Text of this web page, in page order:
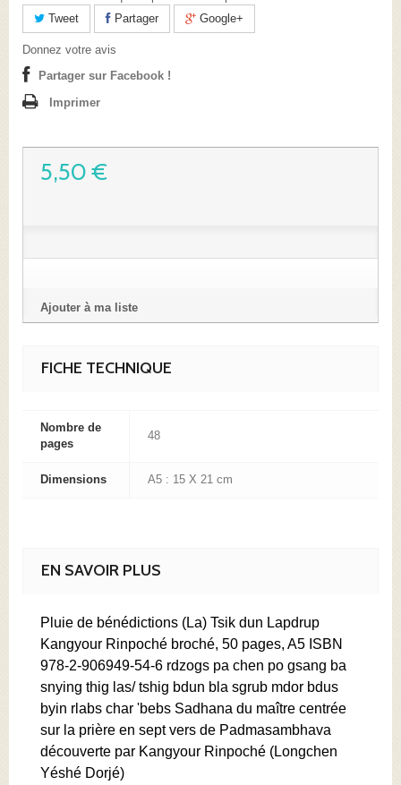
Tweet
Partager Google+
Donnez votre avis
Partager sur Facebook !
Imprimer
5,50 €
Ajouter à ma liste
FICHE TECHNIQUE
Nombre de
pages
48
Dimensions A5 : 15 X 21 cm
EN SAVOIR PLUS
Pluie de bénédictions (La) Tsik dun Lapdrup
Kangyour Rinpoché broché, 50 pages, A5 ISBN
978-2-906949-54-6 rdzogs pa chen po gsang ba
snying thig las/ tshig bdun bla sgrub mdor bdus
byin rlabs char 'bebs Sadhana du maître centrée
sur la prière en sept vers de Padmasambhava
découverte par Kangyour Rinpoché (Longchen
Yéshé Dorjé)